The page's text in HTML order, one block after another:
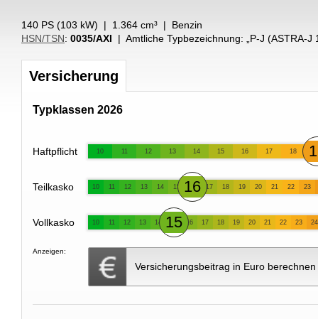
140 PS (103 kW) | 1.364 cm³ | Benzin
HSN/TSN: 0035/AXI | Amtliche Typbezeichnung: „ P-J (ASTRA-J
Versicherung
Typklassen 2026
Haftpflicht 10 11 12 13 14 15 16 17 18
Teilkasko 10 11 12 13 14 15 16 17 18 19 20 21 22 23
Vollkasko 10 11 12 13 14 15 16 17 18 19 20 21 22 23 24
Anzeigen:
Versicherungsbeitrag in Euro berechnen